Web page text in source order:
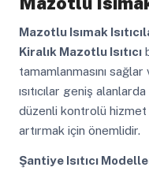
Mazotlu Isımak
Kiralık Mazotlu Isıtıcı
tamamlanmasını
ısıtıcılar geniş
düzenli kontrolü hizmet
artırmak için önemlidir.
Şantiye Isıtıcı